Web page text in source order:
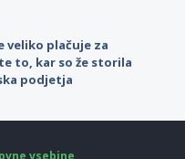
veliko plačuje za
to, kar so že storila
podjetja
vsebine